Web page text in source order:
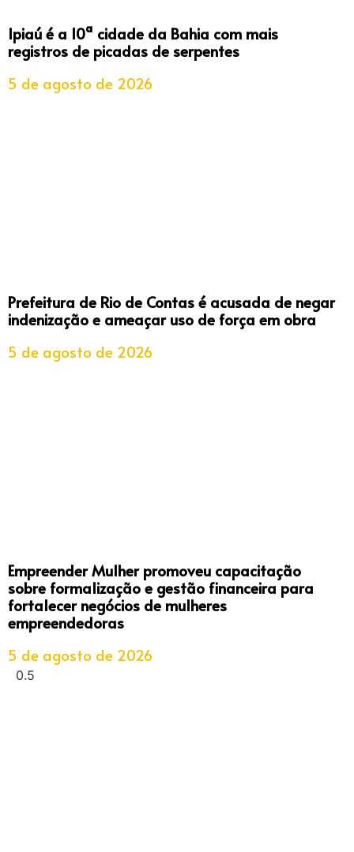
Ipiaú é a 10ª cidade da Bahia com mais
registros de picadas de serpentes
5 de agosto de 2026
Prefeitura de Rio de Contas é acusada de negar
indenização e ameaçar uso de força em obra
5 de agosto de 2026
Empreender Mulher promoveu capacitação
sobre formalização e gestão financeira para
fortalecer negócios de mulheres
empreendedoras
5 de agosto de 2026